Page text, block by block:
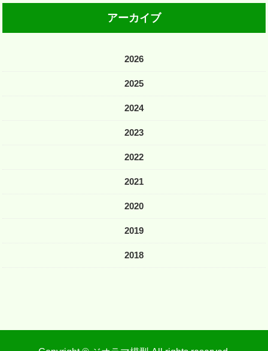
アーカイブ
2026
2025
2024
2023
2022
2021
2020
2019
2018